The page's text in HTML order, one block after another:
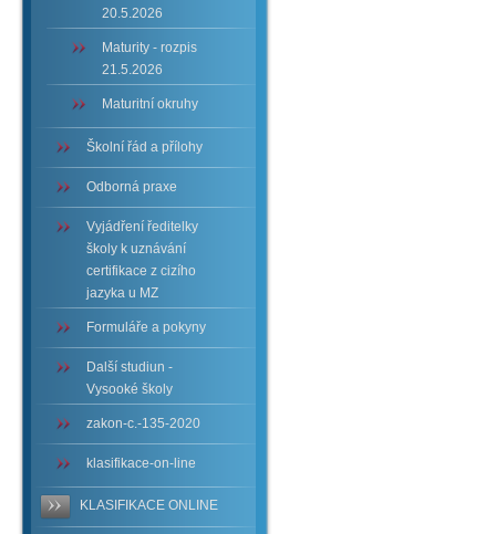
20.5.2026
Maturity - rozpis
21.5.2026
Maturitní okruhy
Školní řád a přílohy
Odborná praxe
Vyjádření ředitelky
školy k uznávání
certifikace z cizího
jazyka u MZ
Formuláře a pokyny
Další studiun -
Vysooké školy
zakon-c.-135-2020
klasifikace-on-line
KLASIFIKACE ONLINE